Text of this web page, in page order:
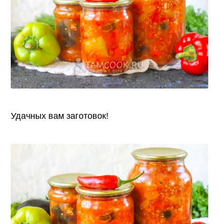
Удачных вам заготовок!